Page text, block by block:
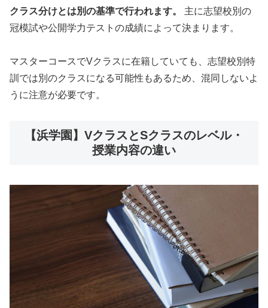
クラス分けとは別の基準で行われます。
主に志望校別の
冠模試や公開学力テストの成績によって決まります。
マスターコースでVクラスに在籍していても、志望校別特
訓では別のクラスになる可能性もあるため、混同しないよ
うに注意が必要です。
【浜学園】VクラスとSクラスのレベル・
授業内容の違い